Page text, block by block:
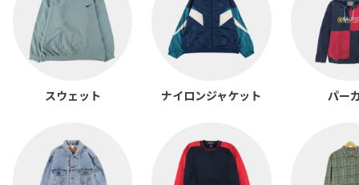
スウェット ナイロンジャケット パー